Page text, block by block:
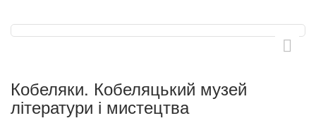
Кобеляки. Кобеляцький музей
літератури і мистецтва